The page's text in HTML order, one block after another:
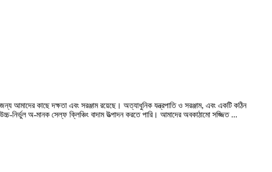
আমাদের কাছে দক্ষতা এবং সরঞ্জাম রয়েছে। অত্যাধুনিক যন্ত্রপাতি ও সরঞ্জাম, এবং একটি কঠিন
উচ্চ-নির্ভুল অ-মানক সেল্ফ ক্লিঞ্চিং বাদাম উত্পাদন করতে পারি। আমাদের অবকাঠামো সজ্জিত ...